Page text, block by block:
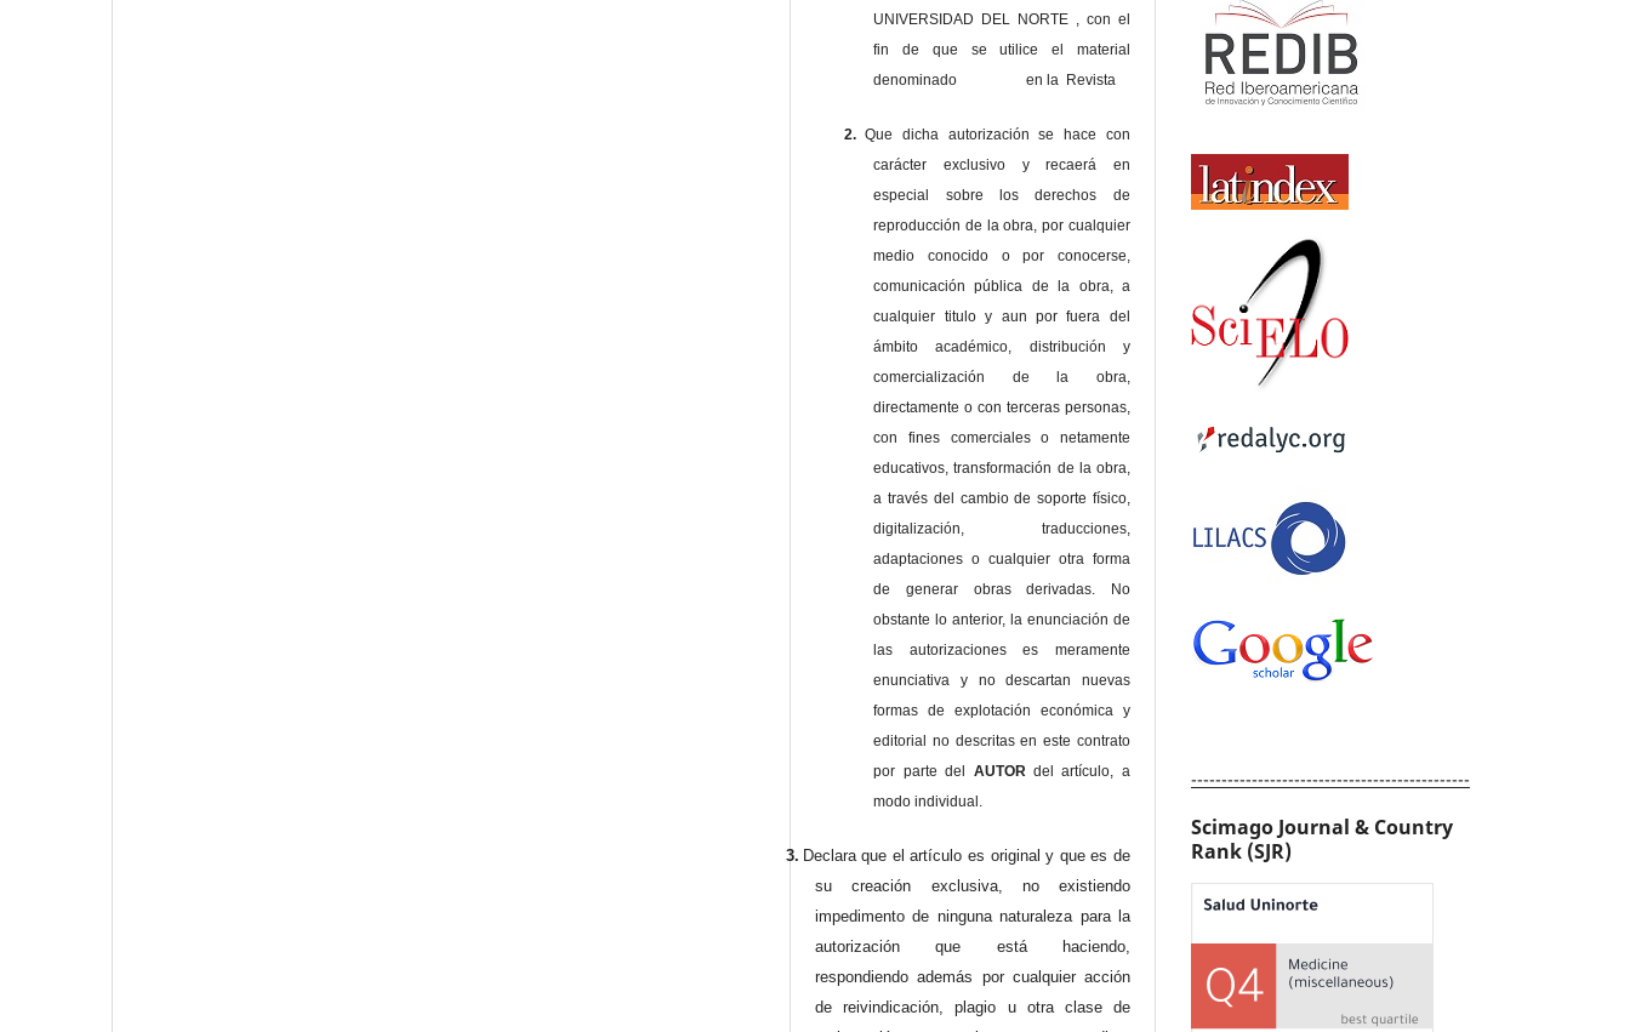
UNIVERSIDAD DEL NORTE , con el
fin de que se utilice el material
denominado en la Revista
2. Que dicha autorización se hace con
carácter exclusivo y recaerá en
especial sobre los derechos de
reproducción de la obra, por cualquier
medio conocido o por conocerse,
comunicación pública de la obra, a
cualquier titulo y aun por fuera del
ámbito académico, distribución y
comercialización de la obra,
directamente o con terceras personas,
con fines comerciales o netamente
educativos, transformación de la obra,
a través del cambio de soporte físico,
digitalización, traducciones,
adaptaciones o cualquier otra forma
de generar obras derivadas. No
obstante lo anterior, la enunciación de
las autorizaciones es meramente
enunciativa y no descartan nuevas
formas de explotación económica y
editorial no descritas en este contrato
por parte del AUTORdel artículo, a
modo individual.
3. Declara que el artículo es original y que es de
su creación exclusiva, no existiendo
impedimento de ninguna naturaleza para la
autorización que está haciendo,
respondiendo además por cualquier acción
de reivindicación, plagio u otra clase de
----------------------------------------------
Scimago Journal & Country
Rank (SJR)